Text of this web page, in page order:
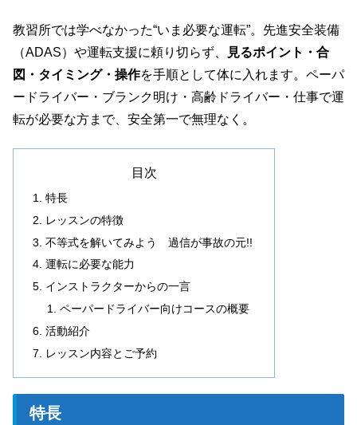
教習所では学べなかった“いま必要な運転”。先進安全装備
（ADAS）や運転支援に頼り切らず、
見るポイント・合
図・タイミング・操作を手順として体に入れます。ペーパ
ードライバー・ブランク明け・高齢ドライバー・仕事で運
転が必要な方まで、安全第一で無理なく。
目次
特長
レッスンの特徴
不等式を解いてみよう 過信が事故の元!!
運転に必要な能力
インストラクターからの一言
ペーパードライバー向けコースの概要
活動紹介
レッスン内容とご予約
特長